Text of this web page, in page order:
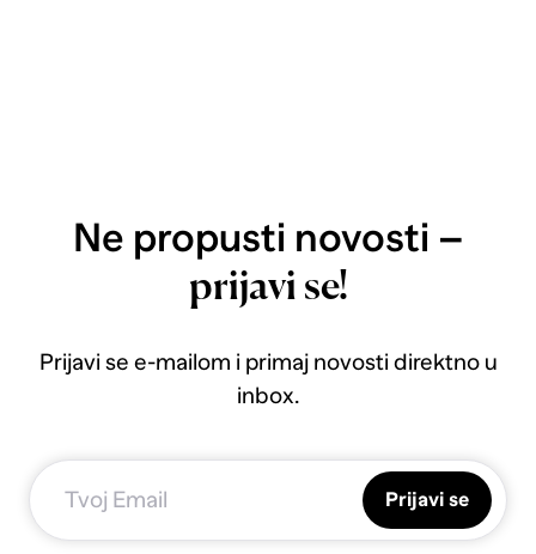
Ne propusti novosti –
prijavi se!
Prijavi se e-mailom i primaj novosti direktno u
inbox.
Prijavi se